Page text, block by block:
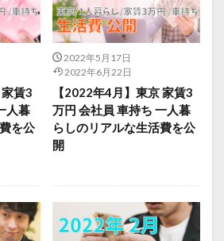
賃3
人暮
を公
2022年5月17日
2022年6月22日
【2022年4月】東京 家賃3
万円 会社員 車持ち 一人暮
らしのリアルな生活費を公
開